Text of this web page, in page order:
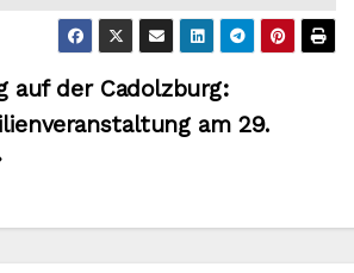
auf der Cadolzburg:
am 29.